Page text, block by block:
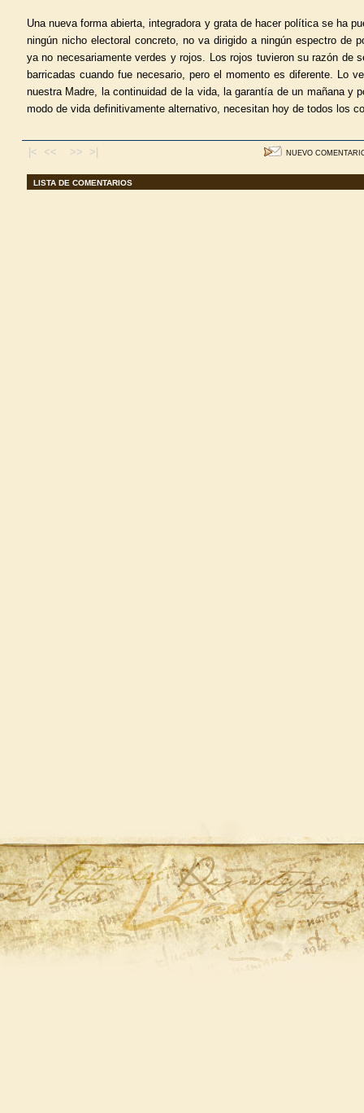
Una nueva forma abierta, integradora y grata de hacer política se ha
ningún nicho electoral concreto, no va dirigido a ningún espectro de
ya no necesariamente verdes y rojos. Los rojos tuvieron su razón de
barricadas cuando fue necesario, pero el momento es diferente. Lo
nuestra Madre, la continuidad de la vida, la garantía de un mañana y
modo de vida definitivamente alternativo, necesitan hoy de todos los
|< << >> >| NUEVO
LISTA DE COMENTARIOS